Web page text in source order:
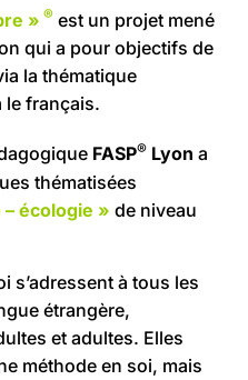
» ® est un projet mené
qui a pour objectifs de
la thématique
le français.
FASP® Lyon a
thématisées
écologie » de niveau
s’adressent à tous les
étrangère,
et adultes. Elles
méthode en soi, mais